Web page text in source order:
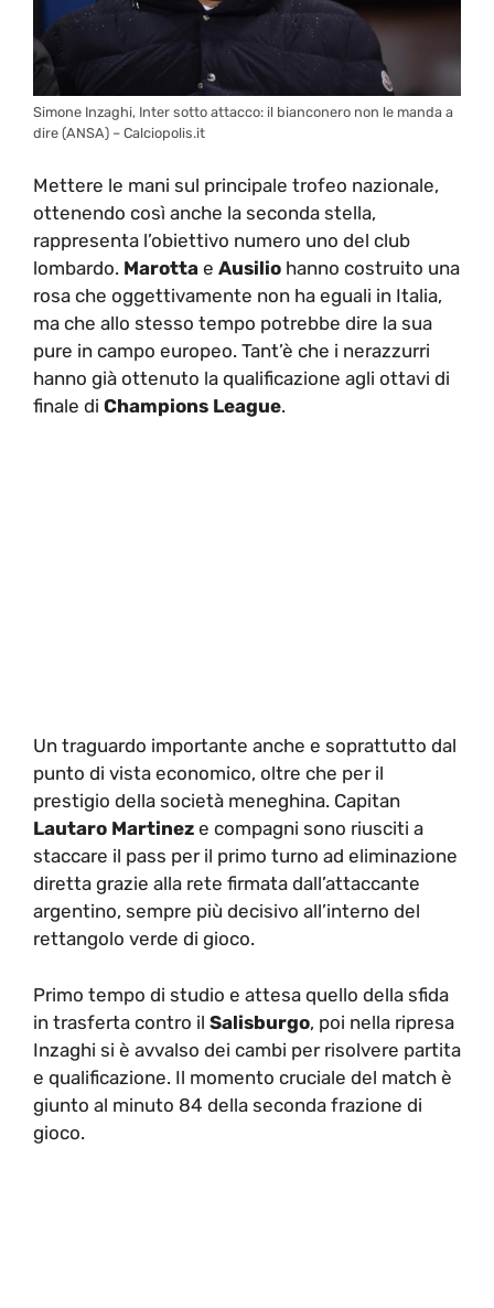
Simone Inzaghi, Inter sotto attacco: il bianconero non le manda a
dire (ANSA) – Calciopolis.it
Mettere le mani sul principale trofeo nazionale,
ottenendo così anche la seconda stella,
rappresenta l’obiettivo numero uno del club
lombardo. Marotta e Ausilio hanno costruito una
rosa che oggettivamente non ha eguali in Italia,
ma che allo stesso tempo potrebbe dire la sua
pure in campo europeo. Tant’è che i nerazzurri
hanno già ottenuto la qualificazione agli ottavi di
finale di Champions League.
Un traguardo importante anche e soprattutto dal
punto di vista economico, oltre che per il
prestigio della società meneghina. Capitan
Lautaro Martinez e compagni sono riusciti a
staccare il pass per il primo turno ad eliminazione
diretta grazie alla rete firmata dall’attaccante
argentino, sempre più decisivo all’interno del
rettangolo verde di gioco.
Primo tempo di studio e attesa quello della sfida
in trasferta contro il Salisburgo, poi nella ripresa
Inzaghi si è avvalso dei cambi per risolvere partita
e qualificazione. Il momento cruciale del match è
giunto al minuto 84 della seconda frazione di
gioco.